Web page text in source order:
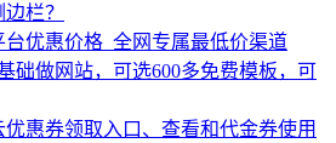
栏？
台优惠价格_全网专属最低价渠道
础做网站，可选600多免费模板，可
惠券领取入口、查看和代金券使用